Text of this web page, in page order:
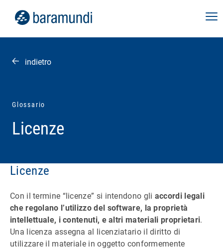
indietro
Glossario
Licenze
Licenze
Con il termine “licenze” si intendono gli accordi legali
che regolano l’utilizzo del software, la proprietà
intellettuale, i contenuti, e altri materiali proprietari.
Una licenza assegna al licenziatario il diritto di
utilizzare il materiale in oggetto conformemente